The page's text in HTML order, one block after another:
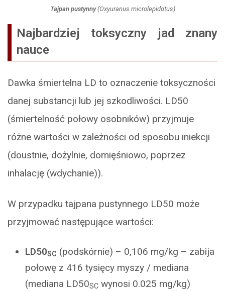
Tajpan pustynny(Oxyuranus microlepidotus)
Najbardziej toksyczny jad znany
nauce
Dawka śmiertelna LD to oznaczenie toksyczności
danej substancji lub jej szkodliwości. LD50
(śmiertelność połowy osobników) przyjmuje
różne wartości w zależności od sposobu iniekcji
(doustnie, dożylnie, domięśniowo, poprzez
inhalację (wdychanie)).
W przypadku tajpana pustynnego LD50 może
przyjmować następujące wartości:
LD50SC (podskórnie) – 0,106 mg/kg – zabija
połowę z 416 tysięcy myszy / mediana
(mediana LD50SC wynosi 0.025 mg/kg)